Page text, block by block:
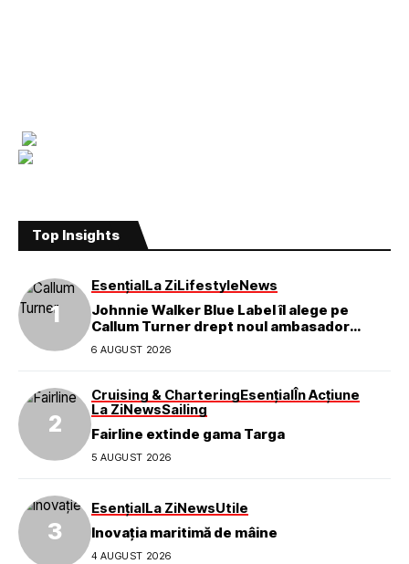
Top Insights
EsențialLa ZiLifestyleNews
Johnnie Walker Blue Label îl alege pe
Callum Turner drept noul ambasador
global al mărcii
6 AUGUST 2026
Cruising & CharteringEsențialÎn Acțiune
La ZiNewsSailing
Fairline extinde gama Targa
5 AUGUST 2026
EsențialLa ZiNewsUtile
Inovația maritimă de mâine
4 AUGUST 2026